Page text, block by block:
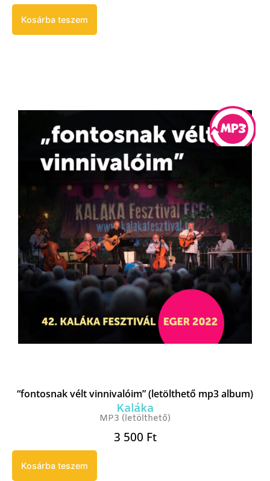
Kosárba teszem
“fontosnak vélt vinnivalóim” (letölthető mp3 album)
Kaláka
MP3 (letölthető)
3 500 Ft
Kosárba teszem